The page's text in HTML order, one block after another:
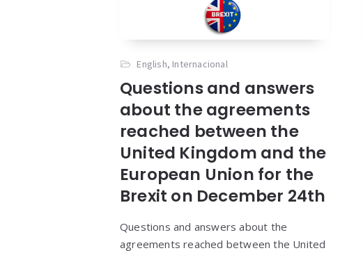
English, Internacional
Questions and answers
about the agreements
reached between the
United Kingdom and the
European Union for the
Brexit on December 24th
Questions and answers about the
agreements reached between the United